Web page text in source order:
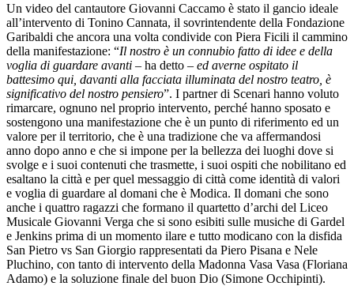
Un video del cantautore Giovanni Caccamo è stato il gancio ideale
all’intervento di Tonino Cannata, il sovrintendente della Fondazione
Garibaldi che ancora una volta condivide con Piera Ficili il cammino
della manifestazione: “Il nostro è un connubio fatto di idee e della
voglia di guardare avanti – ha detto – ed averne ospitato il
battesimo qui, davanti alla facciata illuminata del nostro teatro, è
significativo del nostro pensiero”. I partner di Scenari hanno voluto
rimarcare, ognuno nel proprio intervento, perché hanno sposato e
sostengono una manifestazione che è un punto di riferimento ed un
valore per il territorio, che è una tradizione che va affermandosi
anno dopo anno e che si impone per la bellezza dei luoghi dove si
svolge e i suoi contenuti che trasmette, i suoi ospiti che nobilitano ed
esaltano la città e per quel messaggio di città come identità di valori
e voglia di guardare al domani che è Modica. Il domani che sono
anche i quattro ragazzi che formano il quartetto d’archi del Liceo
Musicale Giovanni Verga che si sono esibiti sulle musiche di Gardel
e Jenkins prima di un momento ilare e tutto modicano con la disfida
San Pietro vs San Giorgio rappresentati da Piero Pisana e Nele
Pluchino, con tanto di intervento della Madonna Vasa Vasa (Floriana
Adamo) e la soluzione finale del buon Dio (Simone Occhipinti).